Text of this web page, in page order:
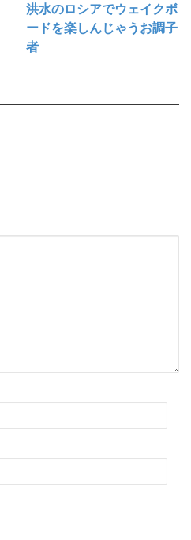
洪水のロシアでウェイクボ
ードを楽しんじゃうお調子
者